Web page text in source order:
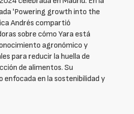
'Powering growth into the
Andrés compartió
sobre cómo Yara está
agronómico y
para reducir la huella de
de alimentos. Su
en la sostenibilidad y